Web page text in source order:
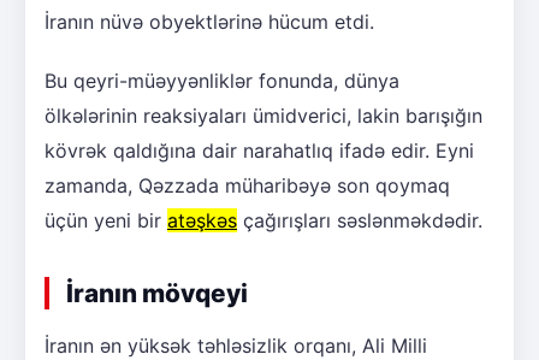
İranın nüvə obyektlərinə hücum etdi.
Bu qeyri-müəyyənliklər fonunda, dünya
ölkələrinin reaksiyaları ümidverici, lakin barışığın
kövrək qaldığına dair narahatlıq ifadə edir. Eyni
zamanda, Qəzzada müharibəyə son qoymaq
üçün yeni bir atəşkəs çağırışları səslənməkdədir.
İranın mövqeyi
İranın ən yüksək təhləsizlik orqanı, Ali Milli